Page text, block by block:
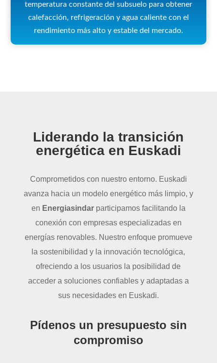
temperatura constante del subsuelo para obtener
calefacción, refrigeración y agua caliente con el
rendimiento más alto y estable del mercado.
Liderando la transición
energética en Euskadi
Comprometidos con nuestro entorno. Euskadi
avanza hacia un modelo energético más limpio, y
en Energiasindarparticipamos facilitando la
conexión con empresas especializadas en
energías renovables. Nuestro enfoque promueve
la sostenibilidad y la innovación tecnológica,
ofreciendo a los usuarios la posibilidad de
acceder a soluciones confiables y adaptadas a
sus necesidades en Euskadi.
Pídenos un presupuesto sin
compromiso